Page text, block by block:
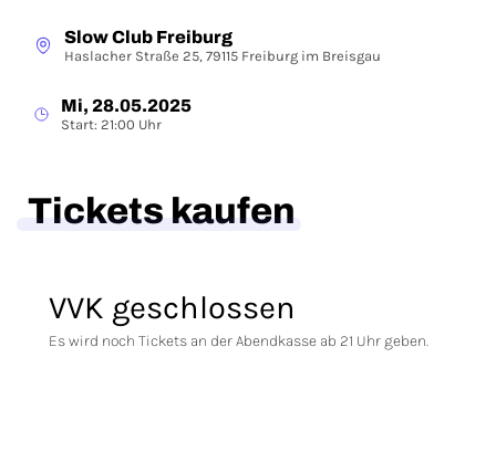
Slow Club Freiburg
Haslacher Straße 25, 79115 Freiburg im Breisgau
Mi, 28.05.2025
Start: 21:00 Uhr
Tickets kaufen
VVK geschlossen
Es wird noch Tickets an der Abendkasse ab 21 Uhr geben.